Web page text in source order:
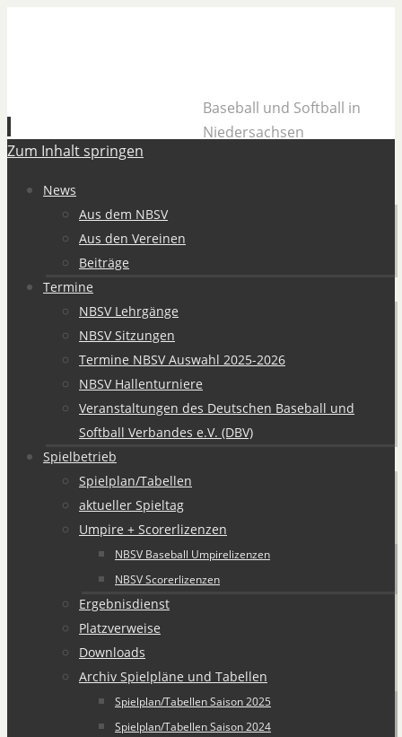
Baseball und Softball in
Niedersachsen
Zum Inhalt springen
News
Aus dem NBSV
Aus den Vereinen
Beiträge
Termine
NBSV Lehrgänge
NBSV Sitzungen
Termine NBSV Auswahl 2025-2026
NBSV Hallenturniere
Veranstaltungen des Deutschen Baseball und
Softball Verbandes e.V. (DBV)
Spielbetrieb
Spielplan/Tabellen
aktueller Spieltag
Umpire + Scorerlizenzen
NBSV Baseball Umpirelizenzen
NBSV Scorerlizenzen
Ergebnisdienst
Platzverweise
Downloads
Archiv Spielpläne und Tabellen
Spielplan/Tabellen Saison 2025
Spielplan/Tabellen Saison 2024